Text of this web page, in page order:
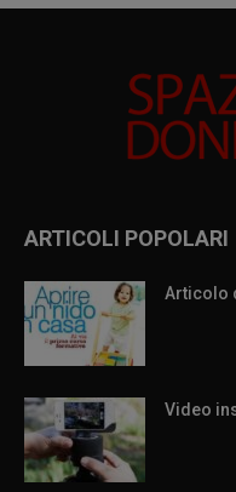
ARTICOLI POPOLARI
Articolo
Video